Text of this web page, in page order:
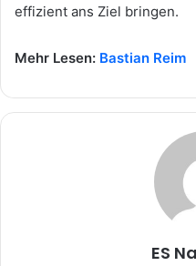
effizient ans Ziel bringen.
Mehr Lesen: Bastian Reim
ES